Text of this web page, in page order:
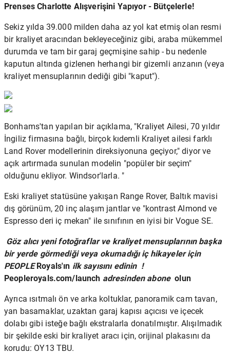
Prenses Charlotte Alışverişini Yapıyor - Bütçelerle!
Sekiz yılda 39.000 milden daha az yol kat etmiş olan resmi
bir kraliyet aracından bekleyeceğiniz gibi, araba mükemmel
durumda ve tam bir garaj geçmişine sahip - bu nedenle
kaputun altında gizlenen herhangi bir gizemli arızanın (veya
kraliyet mensuplarının dediği gibi "kaput").
Bonhams'tan yapılan bir açıklama, "Kraliyet Ailesi, 70 yıldır
İngiliz firmasına bağlı, birçok kıdemli Kraliyet ailesi farklı
Land Rover modellerinin direksiyonuna geçiyor," diyor ve
açık artırmada sunulan modelin "popüler bir seçim"
olduğunu ekliyor. Windsor'larla. "
Eski kraliyet statüsüne yakışan Range Rover, Baltık mavisi
dış görünüm, 20 inç alaşım jantlar ve "kontrast Almond ve
Espresso deri iç mekan" ile sınıfının en iyisi bir Vogue SE.
Göz alıcı yeni fotoğraflar ve kraliyet mensuplarının başka
bir yerde görmediği veya okumadığı iç hikayeler için
PEOPLERoyals'ın ilk sayısını edinin !
Peopleroyals.com/launch adresinden aboneolun
Ayrıca ısıtmalı ön ve arka koltuklar, panoramik cam tavan,
yan basamaklar, uzaktan garaj kapısı açıcısı ve içecek
dolabı gibi isteğe bağlı ekstralarla donatılmıştır. Alışılmadık
bir şekilde eski bir kraliyet aracı için, orijinal plakasını da
korudu: OY13 TBU.